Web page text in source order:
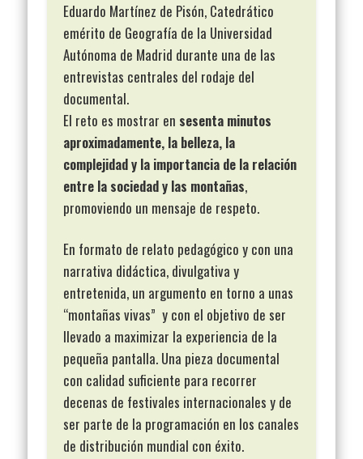
Eduardo Martínez de Pisón, Catedrático
emérito de Geografía de la Universidad
Autónoma de Madrid durante una de las
entrevistas centrales del rodaje del
documental.
El reto es mostrar en sesenta minutos
aproximadamente, la belleza, la
complejidad y la importancia de la relación
entre la sociedad y las montañas,
promoviendo un mensaje de respeto.
En formato de relato pedagógico y con una
narrativa didáctica, divulgativa y
entretenida, un argumento en torno a unas
“montañas vivas” y con el objetivo de ser
llevado a maximizar la experiencia de la
pequeña pantalla. Una pieza documental
con calidad suficiente para recorrer
decenas de festivales internacionales y de
ser parte de la programación en los canales
de distribución mundial con éxito.